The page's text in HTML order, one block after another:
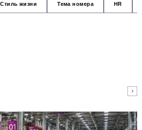
Стиль жизни Тема номера HR